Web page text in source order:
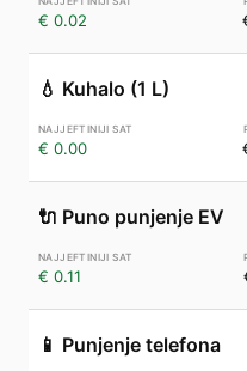
€ 0.02
💧 Kuhalo (1 L)
€ 0.00
🔌 Puno punjenje EV
€ 0.11
📱 Punjenje telefona